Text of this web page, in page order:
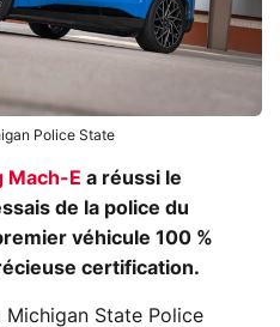
Police State
Mach-E a réussi le
de la police du
véhicule 100 %
certification.
Michigan State Police